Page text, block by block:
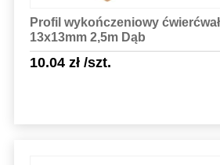
Profil wykończeniowy
13x13mm 2,5m Dąb
10.04 zł/szt.